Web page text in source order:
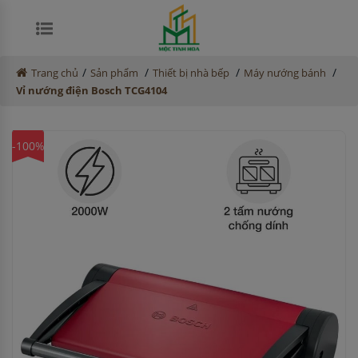
Trang chủ / Sản phẩm / Thiết bị nhà bếp / Máy nướng bánh /
Vỉ nướng điện Bosch TCG4104
-100%